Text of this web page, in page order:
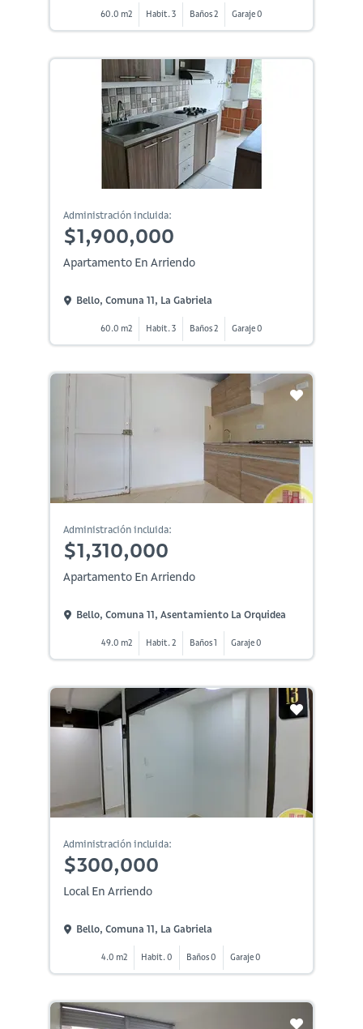
60.0 m2 Habit. 3 Baños 2 Garaje 0
Administración incluida:
$1,900,000
Apartamento En Arriendo
Bello, Comuna 11, La Gabriela
60.0 m2 Habit. 3 Baños 2 Garaje 0
Administración incluida:
$1,310,000
Apartamento En Arriendo
Bello, Comuna 11, Asentamiento La Orquidea
49.0 m2 Habit. 2 Baños 1 Garaje 0
Administración incluida:
$300,000
Local En Arriendo
Bello, Comuna 11, La Gabriela
4.0 m2 Habit. 0 Baños 0 Garaje 0